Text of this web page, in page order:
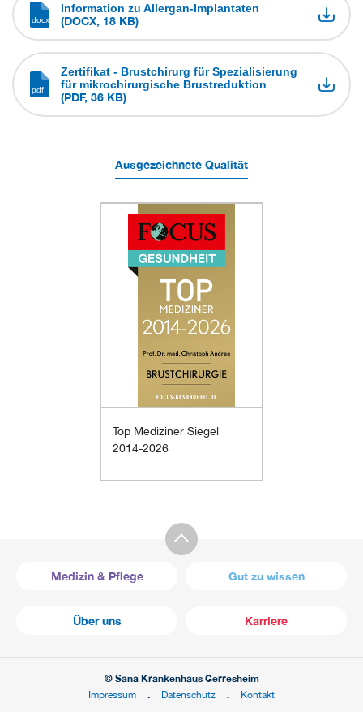
Information zu Allergan-Implantaten
(DOCX, 18 KB)
Zertifikat - Brustchirurg für Spezialisierung
für mikrochirurgische Brustreduktion
(PDF, 36 KB)
Ausgezeichnete Qualität
Top Mediziner Siegel
2014-2026
Medizin & Pflege Gut zu wissen
Über uns Karriere
© Sana Krankenhaus Gerresheim
Impressum
Datenschutz Kontakt